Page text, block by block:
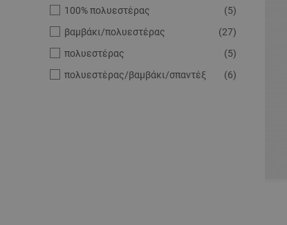
100% πολυεστέρας
(5)
βαμβάκι/πολυεστέρας
(27)
πολυεστέρας
(5)
πολυεστέρας/βαμβάκι/σπαντέξ
(6)